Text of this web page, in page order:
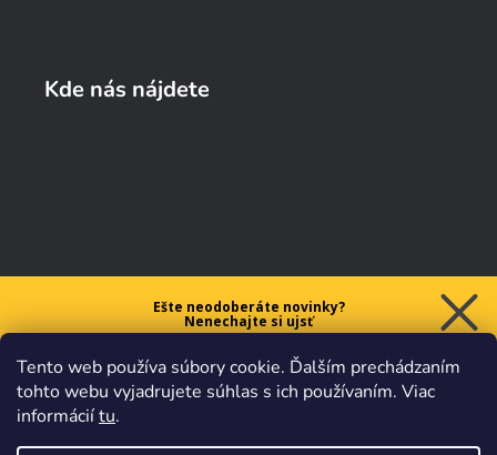
Tento web používa súbory cookie. Ďalším prechádzaním
tohto webu vyjadrujete súhlas s ich používaním. Viac
informáciítu.
Kde nás nájdete
Ešte neodoberáte novinky?
Nenechajte si ujsť
na prvý nákup nad 40 €.